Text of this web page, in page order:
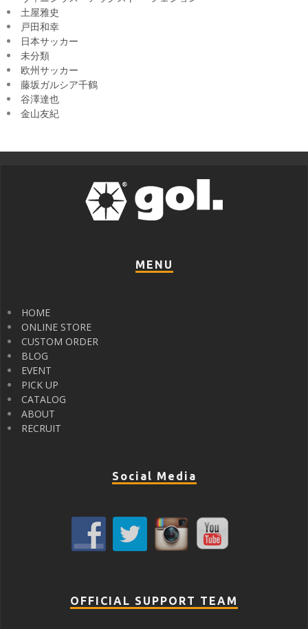
土屋雅史
戸田和幸
日本サッカー
未分類
欧州サッカー
藤坂ガルシア千鶴
谷澤達也
金山友紀
MENU
HOME
ONLINE STORE
CUSTOM ORDER
BLOG
EVENT
PICK UP
CATALOG
ABOUT
RECRUIT
Social Media
OFFICIAL SUPPORT TEAM